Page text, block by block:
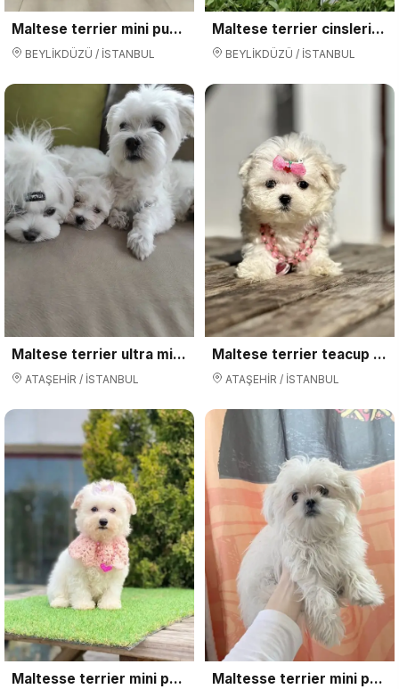
Maltese terrier mini puppy boy yavrular
BEYLİKDÜZÜ / İSTANBUL
Maltese terrier cinsleri kar beyaz
BEYLİKDÜZÜ / İSTANBUL
Maltese terrier ultra mini yavrular
ATAŞEHİR / İSTANBUL
Maltese terrier teacup Kore yavrular
ATAŞEHİR / İSTANBUL
Maltesse terrier mini puppy boy yavrular Maltesse terrier mini puppy boy yavrular